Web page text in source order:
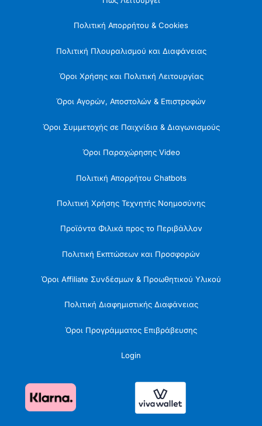
Πολιτική Απορρήτου & Cookies
Πολιτική Πλουραλισμού και Διαφάνειας
Όροι Χρήσης και Πολιτική Λειτουργίας
Όροι Αγορών, Αποστολών & Επιστροφών
Όροι Συμμετοχής σε Παιχνίδια & Διαγωνισμούς
Όροι Παραχώρησης Video
Πολιτική Απορρήτου Chatbots
Πολιτική Χρήσης Τεχνητής Νοημοσύνης
Προϊόντα Φιλικά προς το Περιβάλλον
Πολιτική Εκπτώσεων και Προσφορών
Όροι Affiliate Συνδέσμων & Προωθητικού Υλικού
Πολιτική Διαφημιστικής Διαφάνειας
Όροι Προγράμματος Επιβράβευσης
Login